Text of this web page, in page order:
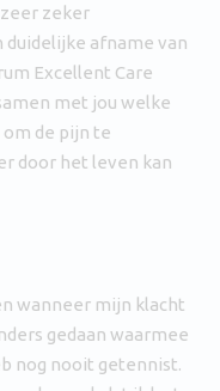
zeker
duidelijke afname van
Excellent Care
met jou welke
de pijn te
door het leven kan
wanneer mijn klacht
gedaan waarmee
nog nooit getennist.